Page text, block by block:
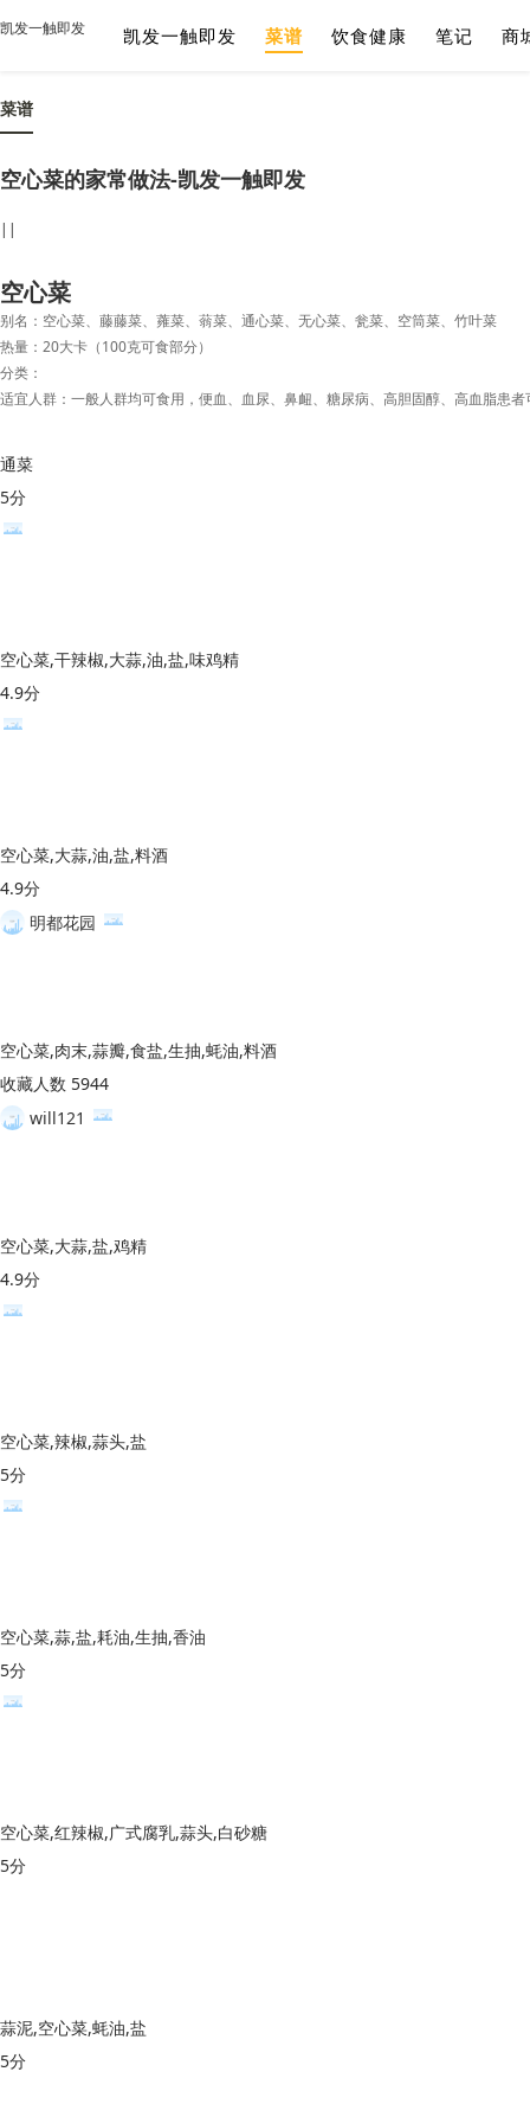
凯发一触即发 凯发一触即发 菜谱 饮食健康 笔记 商
菜谱
空心菜的家常做法-凯发一触即发
||
空心菜
别名：空心菜、藤藤菜、蕹菜、蓊菜、通心菜、无心菜、瓮菜、空筒菜、竹叶菜
热量：20大卡（100克可食部分）
分类：
适宜人群：一般人群均可食用，便血、血尿、鼻衄、糖尿病、高胆固醇、高血脂患
通菜
5分
空心菜,干辣椒,大蒜,油,盐,味鸡精
4.9分
空心菜,大蒜,油,盐,料酒
4.9分
明都花园
空心菜,肉末,蒜瓣,食盐,生抽,蚝油,料酒
收藏人数 5944
will121
空心菜,大蒜,盐,鸡精
4.9分
空心菜,辣椒,蒜头,盐
5分
空心菜,蒜,盐,耗油,生抽,香油
5分
空心菜,红辣椒,广式腐乳,蒜头,白砂糖
5分
蒜泥,空心菜,蚝油,盐
5分